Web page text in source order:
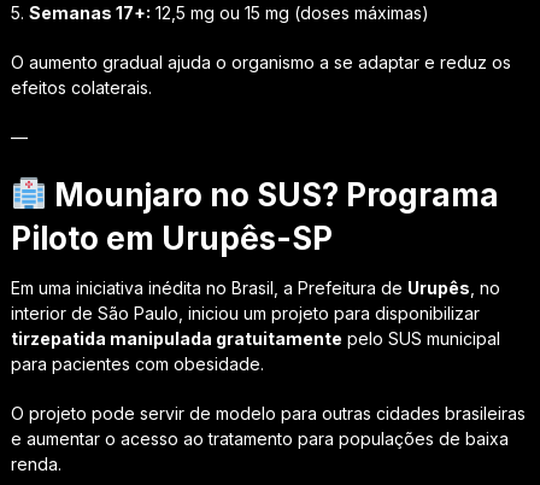
5. Semanas 17+: 12,5 mg ou 15 mg (doses máximas)
O aumento gradual ajuda o organismo a se adaptar e reduz os
efeitos colaterais.
—
Mounjaro no SUS? Programa
Piloto em Urupês-SP
Em uma iniciativa inédita no Brasil, a Prefeitura de Urupês , no
interior de São Paulo, iniciou um projeto para disponibilizar
tirzepatida manipulada gratuitamente pelo SUS municipal
para pacientes com obesidade.
O projeto pode servir de modelo para outras cidades brasileiras
e aumentar o acesso ao tratamento para populações de baixa
renda.